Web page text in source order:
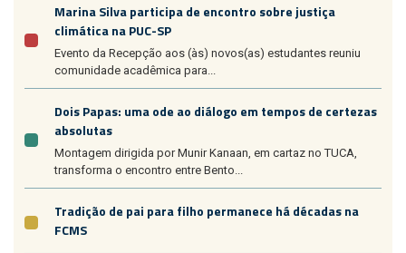
Marina Silva participa de encontro sobre justiça
climática na PUC-SP
Evento da Recepção aos (às) novos(as) estudantes reuniu
comunidade acadêmica para...
Dois Papas: uma ode ao diálogo em tempos de certezas
absolutas
Montagem dirigida por Munir Kanaan, em cartaz no TUCA,
transforma o encontro entre Bento...
Tradição de pai para filho permanece há décadas na
FCMS